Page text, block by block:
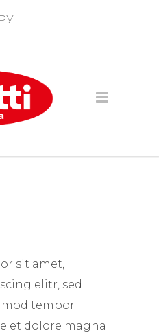
РУ
sit amet,
elitr, sed
tempor
et dolore magna